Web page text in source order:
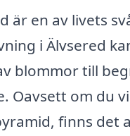
är en av livets
i Älvsered
blommor till
Oavsett om du
finns det